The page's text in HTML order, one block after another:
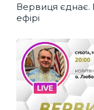
Вервиця єднає.
ефірі